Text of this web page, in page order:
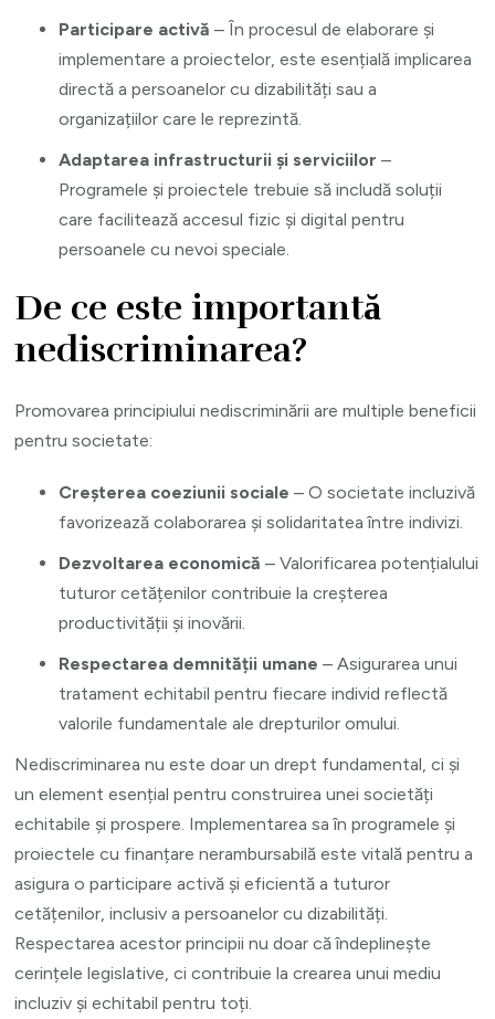
Participare activă – În procesul de elaborare și
implementare a proiectelor, este esențială implicarea
directă a persoanelor cu dizabilități sau a
organizațiilor care le reprezintă.
Adaptarea infrastructurii și serviciilor –
Programele și proiectele trebuie să includă soluții
care facilitează accesul fizic și digital pentru
persoanele cu nevoi speciale.
De ce este importantă
nediscriminarea?
Promovarea principiului nediscriminării are multiple beneficii
pentru societate:
Creșterea coeziunii sociale – O societate incluzivă
favorizează colaborarea și solidaritatea între indivizi.
Dezvoltarea economică – Valorificarea potențialului
tuturor cetățenilor contribuie la creșterea
productivității și inovării.
Respectarea demnității umane – Asigurarea unui
tratament echitabil pentru fiecare individ reflectă
valorile fundamentale ale drepturilor omului.
Nediscriminarea nu este doar un drept fundamental, ci și
un element esențial pentru construirea unei societăți
echitabile și prospere. Implementarea sa în programele și
proiectele cu finanțare nerambursabilă este vitală pentru a
asigura o participare activă și eficientă a tuturor
cetățenilor, inclusiv a persoanelor cu dizabilități.
Respectarea acestor principii nu doar că îndeplinește
cerințele legislative, ci contribuie la crearea unui mediu
incluziv și echitabil pentru toți.